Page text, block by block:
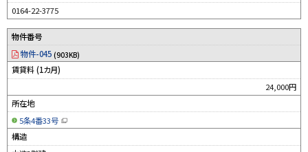
0164-22-3775
物件番号
物件-045 (903KB)
賃貸料 (1カ月)
24,000円
所在地
5条4番33号
（
規
構造